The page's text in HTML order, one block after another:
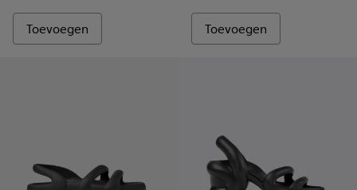
Toevoegen Toevoegen